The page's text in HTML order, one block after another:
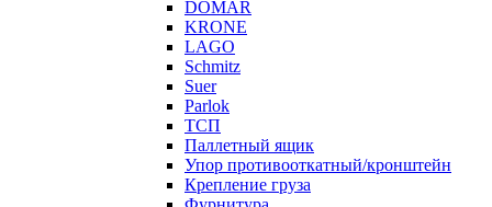
DOMAR
KRONE
LAGO
Schmitz
Suer
Parlok
ТСП
Паллетный ящик
Упор противооткатный/кронштейн
Крепление груза